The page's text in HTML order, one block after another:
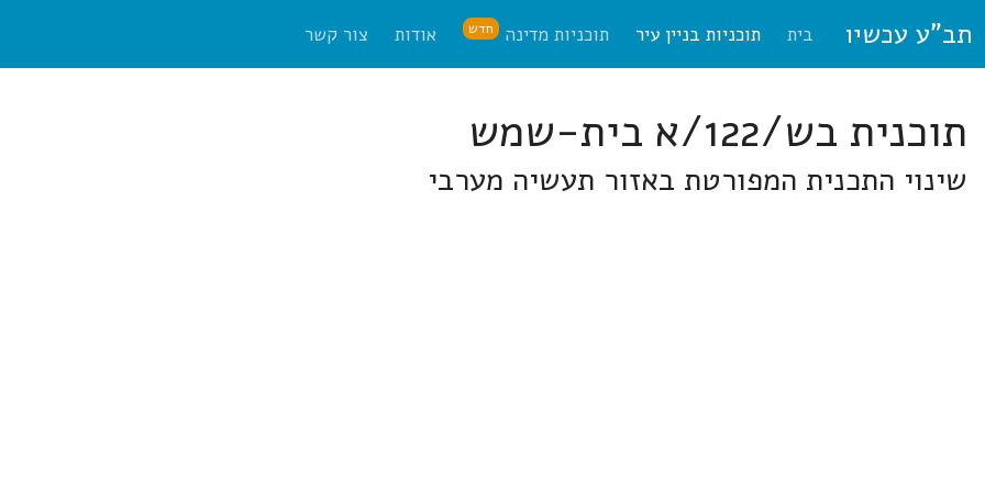
תב"ע עכשיו בית תוכניות בניין עיר תוכניות מדינה חדש אודות צור קשר
תוכנית בש/122/א בית-שמש
שינוי התכנית המפורטת באזור תעשיה מערבי